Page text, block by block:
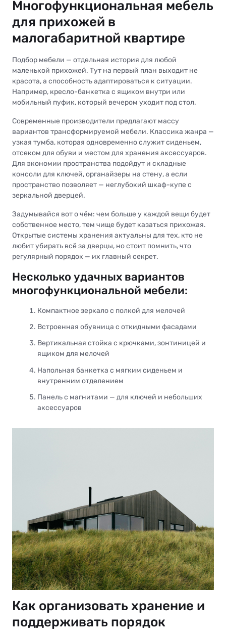
Многофункциональная мебель
для прихожей в
малогабаритной квартире
Подбор мебели — отдельная история для любой
маленькой прихожей. Тут на первый план выходит не
красота, а способность адаптироваться к ситуации.
Например, кресло-банкетка с ящиком внутри или
мобильный пуфик, который вечером уходит под стол.
Современные производители предлагают массу
вариантов трансформируемой мебели. Классика жанра —
узкая тумба, которая одновременно служит сиденьем,
отсеком для обуви и местом для хранения аксессуаров.
Для экономии пространства подойдут и складные
консоли для ключей, органайзеры на стену, а если
пространство позволяет — неглубокий шкаф-купе с
зеркальной дверцей.
Задумывайся вот о чём: чем больше у каждой вещи будет
собственное место, тем чище будет казаться прихожая.
Открытые системы хранения актуальны для тех, кто не
любит убирать всё за дверцы, но стоит помнить, что
регулярный порядок — их главный секрет.
Несколько удачных вариантов
многофункциональной мебели:
Компактное зеркало с полкой для мелочей
Встроенная обувница с откидными фасадами
Вертикальная стойка с крючками, зонтиницей и
ящиком для мелочей
Напольная банкетка с мягким сиденьем и
внутренним отделением
Панель с магнитами — для ключей и небольших
аксессуаров
Как организовать хранение и
поддерживать порядок